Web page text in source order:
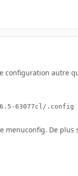
configuration autre
menuconfig. De plus